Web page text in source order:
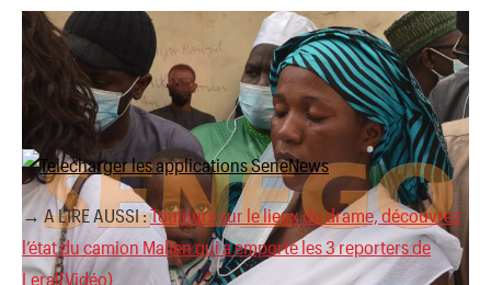
→ A LIRE AUSSI :Toujours sur le lieux du drame, découvrez
l’état du camion Malien qui a emporté les 3 reporters de
Leral(Vidéo)